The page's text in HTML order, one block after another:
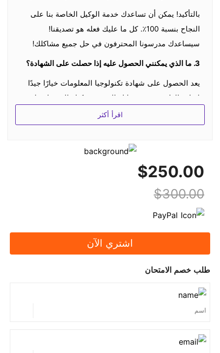
بالتأكيد! يمكن أن تساعدك خدمة الوكيل الخاصة بنا على
النجاح بنسبة 100٪. كل ما عليك فعله هو تصديقنا!
سيساعدك مدرسونا المحترفون في حل جميع مشاكلك!
3. ما الذي يمكنني الحصول عليه إذا حصلت على الشهادة؟
يعد الحصول على شهادة تكنولوجيا المعلومات خيارًا جيدًا
لزيادة الراتب وتعزيز حياتك المهنية. يمكنك الحصول على
شهادة تكنولوجيا المعلومات التي يمكنها التحقق من قدرتك
في الصناعة.
هناك دائمًا بعض الخصومات الخاصة في بعض الأيام
الخاصة. إذا كنت مهتمًا وترغب في شراء ثلاثة منتجات أو
أكثر ، فيرجى الاتصال بـ
على خصم وتحقق بانتظام على موقعنا.
5. هل يمكن لطرف ثالث رؤية معلومات عملائك من موقع
مع أطراف ثالثة.
اقرأ أكثر
$250.00
$300.00
اشتري الآن
طلب خصم الامتحان